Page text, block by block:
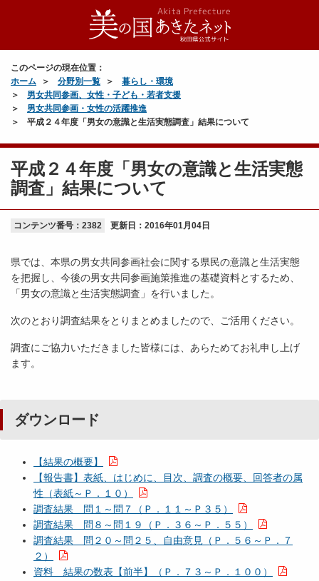
このページの現在位置：
ホーム
分野別一覧
暮らし・環境
男女共同参画、女性・子ども・若者支援
男女共同参画・女性の活躍推進
平成２４年度「男女の意識と生活実態調査」結果について
平成２４年度「男女の意識と生活実態
調査」結果について
コンテンツ番号：2382 更新日： 2016年01月04日
県では、本県の男女共同参画社会に関する県民の意識と生活実態
を把握し、今後の男女共同参画施策推進の基礎資料とするため、
「男女の意識と生活実態調査」を行いました。
次のとおり調査結果をとりまとめましたので、ご活用ください。
調査にご協力いただきました皆様には、あらためてお礼申し上げ
ます。
ダウンロード
【結果の概要】
【報告書】表紙、はじめに、目次、調査の概要、回答者の属
性（表紙～Ｐ．１０）
調査結果 問１～問７（Ｐ．１１～Ｐ３５）
調査結果 問８～問１９（Ｐ．３６～Ｐ．５５）
調査結果 問２０～問２５、自由意見（Ｐ．５６～Ｐ．７
２）
資料 結果の数表【前半】（Ｐ．７３～Ｐ．１００）